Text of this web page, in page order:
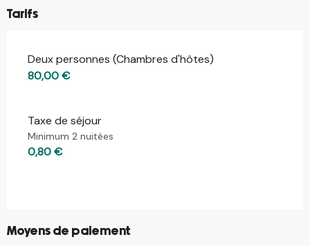
Tarifs
Tarifs 2026
Deux personnes (Chambres d'hôtes)
80,00 €
Taxe de séjour
Minimum 2 nuitées
0,80 €
Moyens de paiement